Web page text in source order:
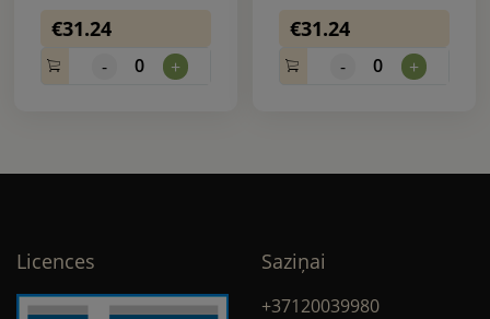
€31.24
- 0 +
€31.24
- 0 +
Licences Saziņai
+37120039980